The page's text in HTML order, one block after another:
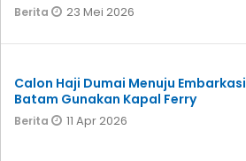
Berita 23 Mei 2026
Calon Haji Dumai Menuju Embarkasi
Batam Gunakan Kapal Ferry
Berita 11 Apr 2026